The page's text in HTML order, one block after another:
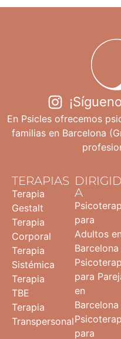
En Psicles ofrecemos
familias en Barcelona
TERAPIAS
Terapia
Gestalt
Terapia
Corporal
Terapia
Sistémica
Terapia
TBE
Terapia
Transpersonal
A
para
Adultos en
Barcelona
para
en
Barcelona
para